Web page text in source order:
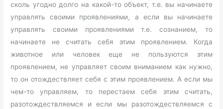
сколь угодно долго на какой-то объект, т.е. вы начинаете
управлять своими проявлениями, а если вы начинаете
управлять своими проявлениями т.е. сознанием, то
начинаете не считать себя этим проявлением. Когда
животное или человек еще не пользуются этим
проявлением, не управляет своим вниманием как нужно,
то он отождествляет себя с этим проявлением. А если мы
чем-то управляем, то перестаем себя этим считать,
разотождествляемся и если мы разотождествляемся с